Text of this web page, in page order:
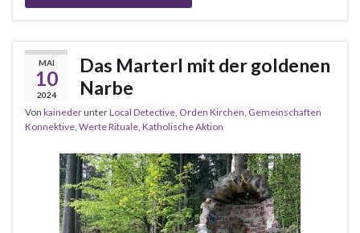
MAI
10
2024
Das Marterl mit der goldenen
Narbe
Von kainederunterLocal Detective Orden Kirchen Gemeinschaften
Konnektive Werte Rituale Katholische Aktion